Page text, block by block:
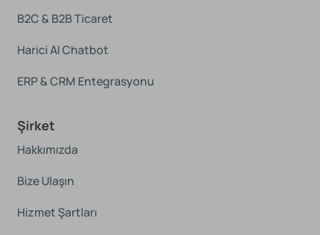
B2C & B2B Ticaret
Harici AI Chatbot
ERP & CRM Entegrasyonu
Şirket
Hakkımızda
Bize Ulaşın
Hizmet Şartları